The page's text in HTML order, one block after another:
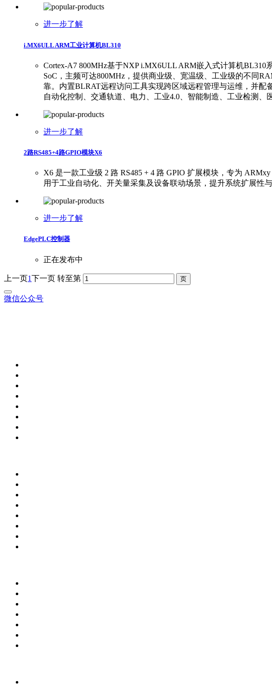
进一步了解
i.MX6ULL ARM工业计算机BL310
Cortex-A7 800MHz基于NXP i.MX6ULL ARM嵌入式计算机
SoC，主频可达800MHz‌‌，提供商业级、宽温级、工业级的不同
靠。内置BLRAT远程访问工具实现跨区域远程管理与运维，并配
自动化控制、交通轨道、电力、工业4.0、智能制造、工业检测、
进一步了解
2路RS485+4路GPIO模块X6
X6 是一款工业级 2 路 RS485 + 4 路 GPIO 扩展模块，专为
用于工业自动化、开关量采集及设备联动场景，提升系统扩展性与
进一步了解
EdgePLC控制器
正在发布中
上一页1下一页 转至第
微信公众号